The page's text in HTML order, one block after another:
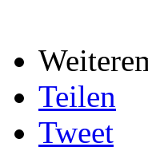
Teilen
Tweet